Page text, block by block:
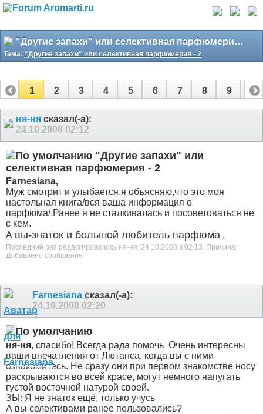
"Другие запахи" или селективная парфюмерия - 2
Тема: "Другие запахи" или селективная парфюмерия - 2
1 2 3 4 5 6 7 8 9 10
13
ня-ня сказал(-а):
24.10.2008 02:12
"Другие запахи" или
селективная парфюмерия - 2
Farnesiana,
Муж смотрит и улыбается,я объясняю,что это моя
настольная книга/вся ваша информация о
парфюма/.Ранее я не сталкивалась и посоветоваться не
с кем.
А вы-знаток и большой любитель парфюма .
Последний раз редактировалось ня-ня; 24.10.2008 в 02:13. Причина:
Добавлено сообщение
Farnesiana сказал(-а):
24.10.2008 02:20
ня-ня, спасибо! Всегда рада помочь Очень интересны
ваши впечатления от Лютанса, когда вы с ними
ознакомитесь. Не сразу они при первом знакомстве носу
раскрываются во всей красе, могут немного напугать
густой восточной натурой своей.
ЗЫ: Я не знаток ещё, только учусь
А вы селективами ранее пользовались?